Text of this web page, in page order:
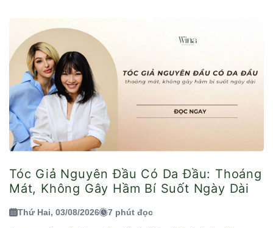
Tóc Giả Nguyên Đầu Có Da Đầu: Thoáng
Mát, Không Gây Hầm Bí Suốt Ngày Dài
Thứ Hai, 03/08/2026 7 phút đọc